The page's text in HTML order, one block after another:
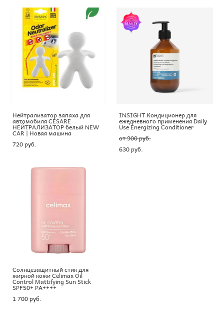
Нейтрализатор запаха для
автомобиля CESARE
НЕЙТРАЛИЗАТОР белый NEW
CAR | Новая машина
720 pуб.
INSIGHT Кондиционер для
ежедневного применения Daily
Use Energizing Conditioner
от 900 pуб.
630 pуб.
Солнцезащитный стик для
жирной кожи Celimax Oil
Control Mattifying Sun Stick
SPF50+ PA++++
1 700 pуб.